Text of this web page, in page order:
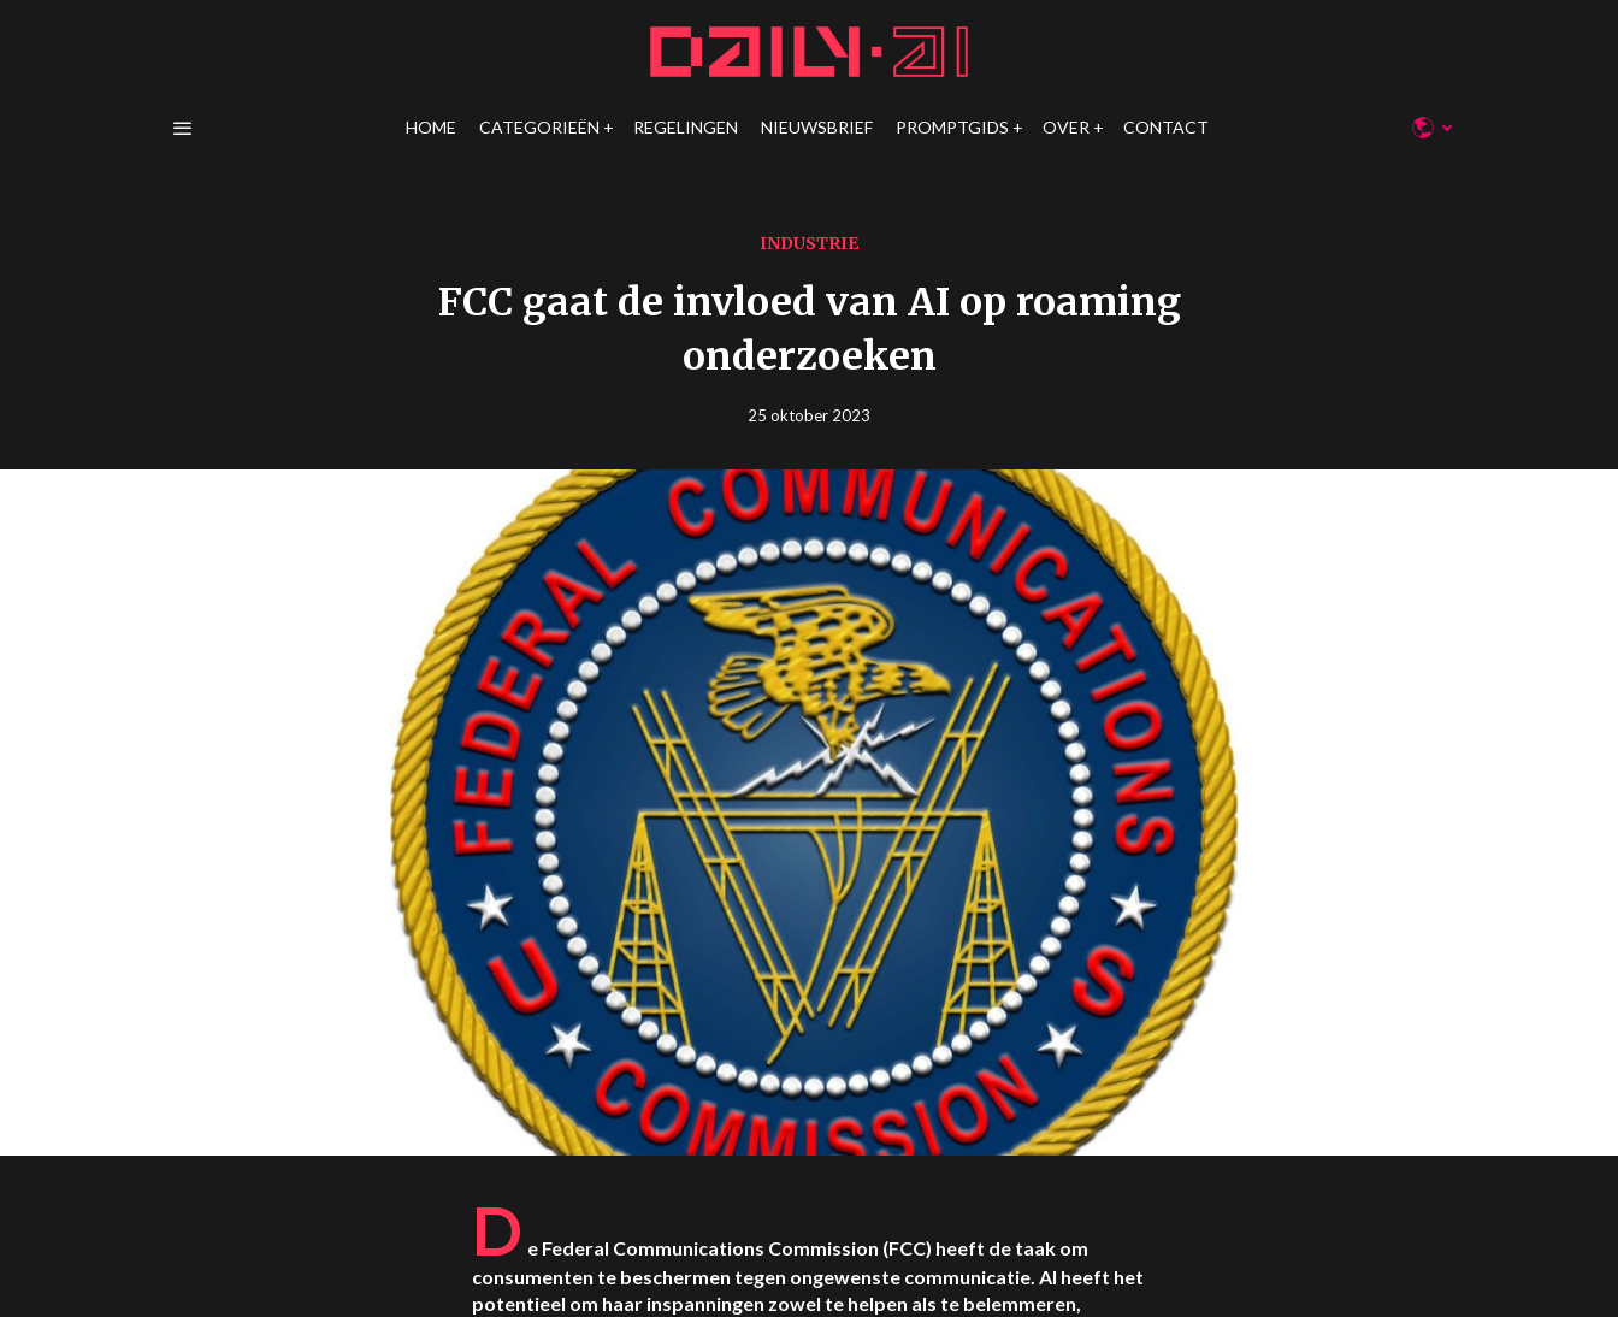
HOME CATEGORIEËN REGELINGEN NIEUWSBRIEF PROMPTGIDS OVER CONTACT
INDUSTRIE
FCC gaat de invloed van AI op roaming
onderzoeken
25 oktober 2023
D e Federal Communications Commission (FCC) heeft de taak om
consumenten te beschermen tegen ongewenste communicatie. AI heeft het
potentieel om haar inspanningen zowel te helpen als te belemmeren,